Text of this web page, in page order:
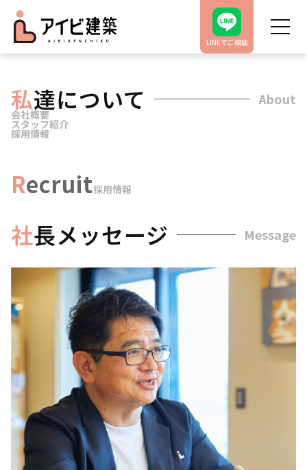
LINEでご相談
私達について About
会社概要
スタッフ紹介
採用情報
Recruit採用情報
社長メッセージ Message